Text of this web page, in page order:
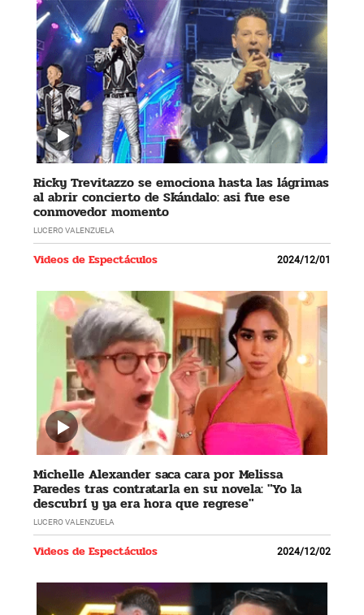
Ricky Trevitazzo se emociona hasta las lágrimas
al abrir concierto de Skándalo: asi fue ese
conmovedor momento
LUCERO VALENZUELA
Videos de Espectáculos 2024/12/01
Michelle Alexander saca cara por Melissa
Paredes tras contratarla en su novela: "Yo la
descubrí y ya era hora que regrese"
LUCERO VALENZUELA
Videos de Espectáculos 2024/12/02